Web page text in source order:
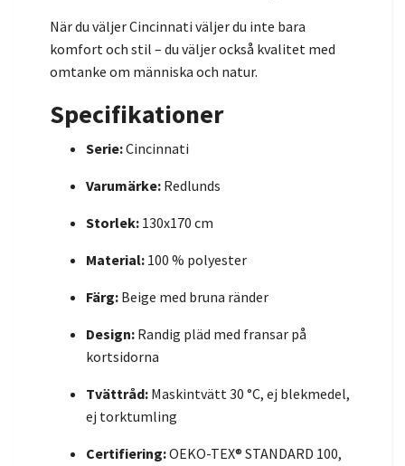
När du väljer Cincinnati väljer du inte bara
komfort och stil – du väljer också kvalitet med
omtanke om människa och natur.
Specifikationer
Serie:Cincinnati
Varumärke: Redlunds
Storlek: 130x170 cm
Material: 100 % polyester
Färg: Beige med bruna ränder
Design: Randig pläd med fransar på
kortsidorna
Tvättråd: Maskintvätt 30 °C, ej blekmedel,
ej torktumling
Certifiering:OEKO-TEX® STANDARD 100,